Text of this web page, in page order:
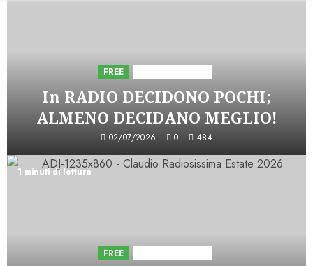
FREE
In RADIO DECIDONO POCHI;
ALMENO DECIDANO MEGLIO!
02/07/2026 0 484
1 minuti di lettura
FREE